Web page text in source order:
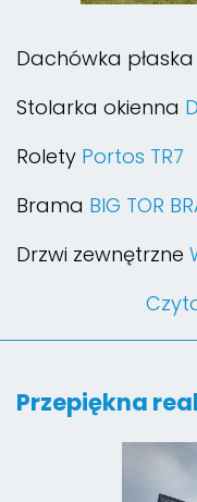
Dachówka
Stolarka okienna
Rolety Portos TR7
Brama BIG TOR
Drzwi zewnętrzne
Przepiękna